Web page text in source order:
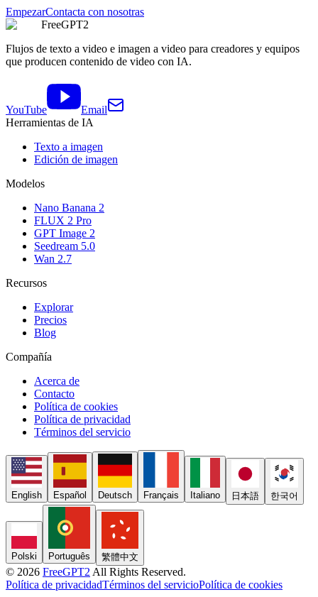
EmpezarContacta con nosotras
FreeGPT2
Flujos de texto a video e imagen a video para creadores y equipos
que producen contenido de video con IA.
YouTube
Email
Herramientas de IA
Texto a imagen
Edición de imagen
Modelos
Nano Banana 2
FLUX 2 Pro
GPT Image 2
Seedream 5.0
Wan 2.7
Recursos
Explorar
Precios
Blog
Compañía
Acerca de
Contacto
Política de cookies
Política de privacidad
Términos del servicio
English Español Deutsch Français Italiano 日本語 한국어
Polski Português 繁體中文
© 2026 FreeGPT2 All Rights Reserved.
Política de privacidadTérminos del servicioPolítica de cookies